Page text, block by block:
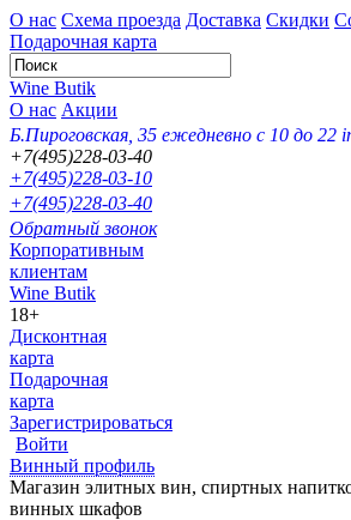
О нас Схема проезда Доставка Скидки
Подарочная карта
Wine Butik
О нас Акции
Б.Пироговская, 35 ежедневно с 10 до 22
+7(495)228-03-40
+7(495)228-03-10
+7(495)228-03-40
Обратный звонок
Корпоративным
клиентам
Wine Butik
18+
Дисконтная
карта
Подарочная
карта
Зарегистрироваться
Войти
Винный профиль
Магазин элитных вин, спиртных
винных шкафов